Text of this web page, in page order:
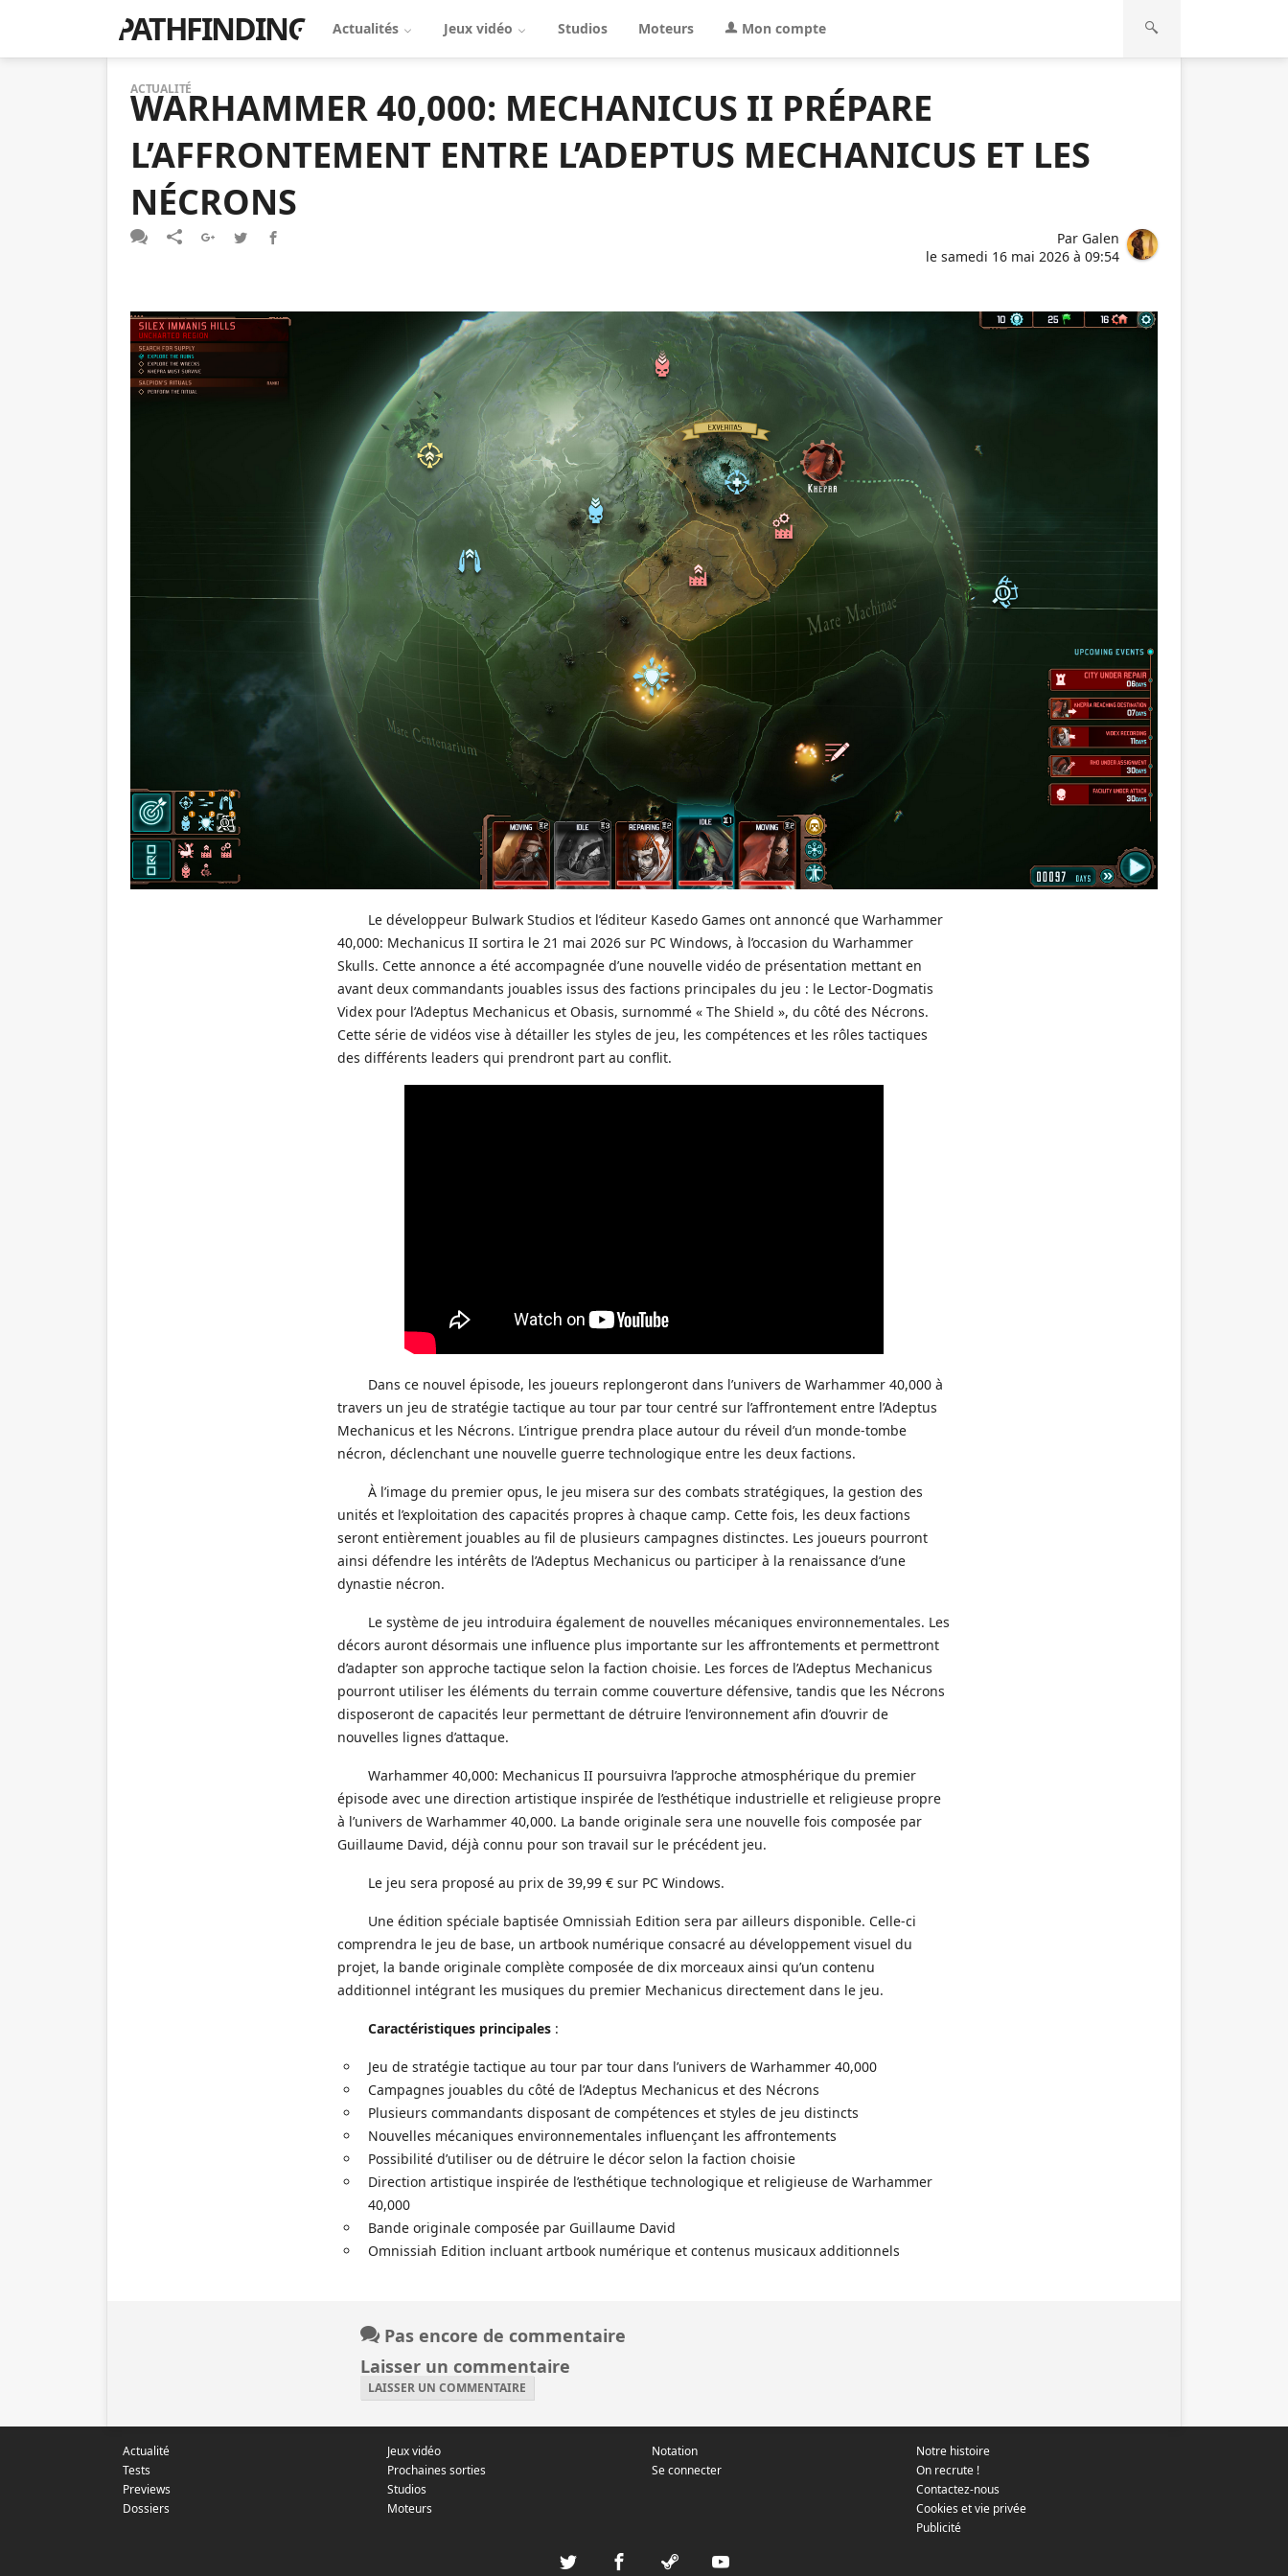
PATHFINDING Actualités Jeux vidéo Studios Moteurs Mon compte
ACTUALITÉ
WARHAMMER 40,000: MECHANICUS II PRÉPARE
L’AFFRONTEMENT ENTRE L’ADEPTUS MECHANICUS ET LES
NÉCRONS
Par Galen
le samedi 16 mai 2026 à 09:54
Le développeur Bulwark Studios et l’éditeur Kasedo Games ont annoncé que Warhammer
40,000: Mechanicus II sortira le 21 mai 2026 sur PC Windows, à l’occasion du Warhammer
Skulls. Cette annonce a été accompagnée d’une nouvelle vidéo de présentation mettant en
avant deux commandants jouables issus des factions principales du jeu : le Lector-Dogmatis
Videx pour l’Adeptus Mechanicus et Obasis, surnommé « The Shield », du côté des Nécrons.
Cette série de vidéos vise à détailler les styles de jeu, les compétences et les rôles tactiques
des différents leaders qui prendront part au conflit.
Dans ce nouvel épisode, les joueurs replongeront dans l’univers de Warhammer 40,000 à
travers un jeu de stratégie tactique au tour par tour centré sur l’affrontement entre l’Adeptus
Mechanicus et les Nécrons. L’intrigue prendra place autour du réveil d’un monde-tombe
nécron, déclenchant une nouvelle guerre technologique entre les deux factions.
À l’image du premier opus, le jeu misera sur des combats stratégiques, la gestion des
unités et l’exploitation des capacités propres à chaque camp. Cette fois, les deux factions
seront entièrement jouables au fil de plusieurs campagnes distinctes. Les joueurs pourront
ainsi défendre les intérêts de l’Adeptus Mechanicus ou participer à la renaissance d’une
dynastie nécron.
Le système de jeu introduira également de nouvelles mécaniques environnementales. Les
décors auront désormais une influence plus importante sur les affrontements et permettront
d’adapter son approche tactique selon la faction choisie. Les forces de l’Adeptus Mechanicus
pourront utiliser les éléments du terrain comme couverture défensive, tandis que les Nécrons
disposeront de capacités leur permettant de détruire l’environnement afin d’ouvrir de
nouvelles lignes d’attaque.
Warhammer 40,000: Mechanicus II poursuivra l’approche atmosphérique du premier
épisode avec une direction artistique inspirée de l’esthétique industrielle et religieuse propre
à l’univers de Warhammer 40,000. La bande originale sera une nouvelle fois composée par
Guillaume David, déjà connu pour son travail sur le précédent jeu.
Le jeu sera proposé au prix de 39,99 € sur PC Windows.
Une édition spéciale baptisée Omnissiah Edition sera par ailleurs disponible. Celle-ci
comprendra le jeu de base, un artbook numérique consacré au développement visuel du
projet, la bande originale complète composée de dix morceaux ainsi qu’un contenu
additionnel intégrant les musiques du premier Mechanicus directement dans le jeu.
Caractéristiques principales :
Jeu de stratégie tactique au tour par tour dans l’univers de Warhammer 40,000
Campagnes jouables du côté de l’Adeptus Mechanicus et des Nécrons
Plusieurs commandants disposant de compétences et styles de jeu distincts
Nouvelles mécaniques environnementales influençant les affrontements
Possibilité d’utiliser ou de détruire le décor selon la faction choisie
Direction artistique inspirée de l’esthétique technologique et religieuse de Warhammer
40,000
Bande originale composée par Guillaume David
Omnissiah Edition incluant artbook numérique et contenus musicaux additionnels
Pas encore de commentaire
Laisser un commentaire
LAISSER UN COMMENTAIRE
Actualité
Tests
Previews
Dossiers
Jeux vidéo
Prochaines sorties
Studios
Moteurs
Notation
Se connecter
Notre histoire
On recrute !
Contactez-nous
Cookies et vie privée
Publicité